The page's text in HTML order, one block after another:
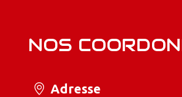
NOS
Adresse